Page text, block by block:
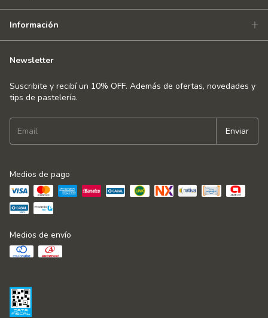
Información
Newsletter
Suscribite y recibí un 10% OFF. Además de ofertas, novedades y
tips de pastelería.
Medios de pago
Medios de envío